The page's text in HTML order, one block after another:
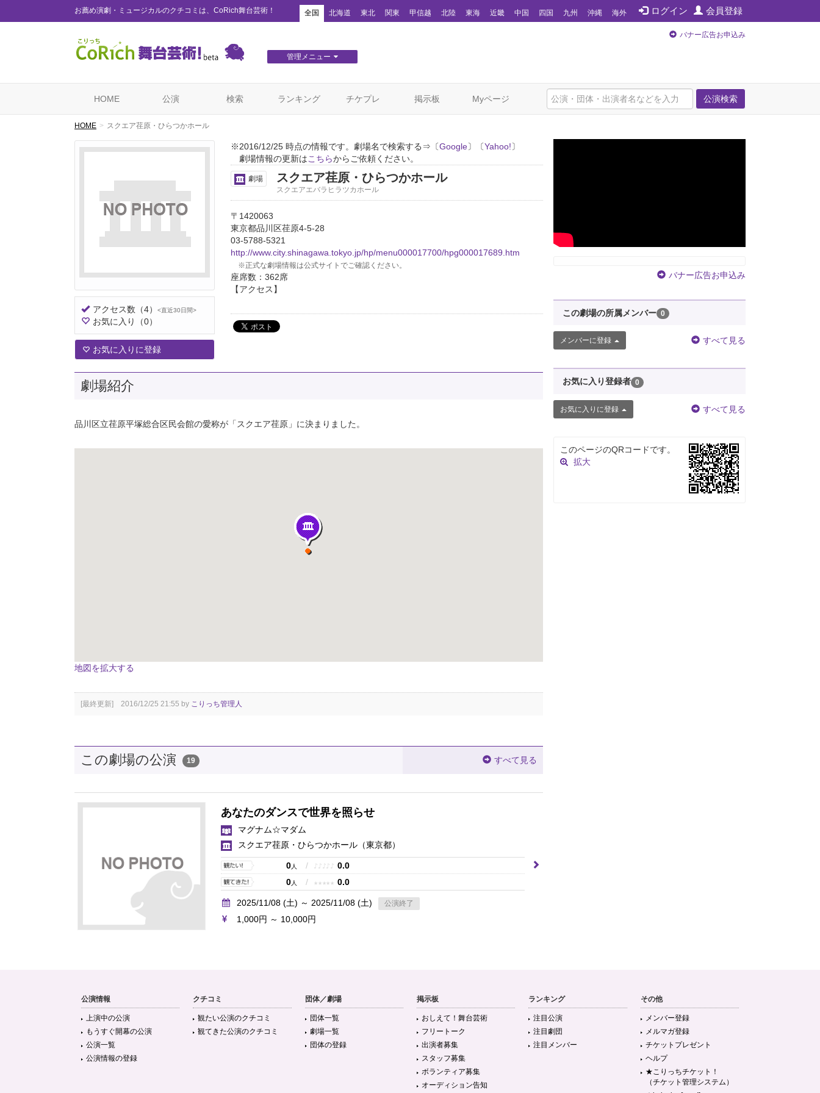
お薦め演劇・ミュージカルのクチコミは、CoRich舞台芸術！ ログイン 会員登録
全国 北海道 東北 関東 甲信越 北陸 東海 近畿 中国 四国 九州 沖縄 海外
管理メニュー
バナー広告お申込み
公演検索
HOME 公演 検索 ランキング チケプレ 掲示板 Myページ
HOME スクエア荏原・ひらつかホール
アクセス数 （4） <直近30日間>
お気に入り （0）
お気に入りに登録
※2016/12/25 時点の情報です。劇場名で検索する⇒〔Google〕〔Yahoo!〕
劇場情報の更新はこちらからご依頼ください。
劇場 スクエア荏原・ひらつかホール
スクエアエバラヒラツカホール
〒1420063
東京都品川区荏原4-5-28
03-5788-5321
http://www.city.shinagawa.tokyo.jp/hp/menu000017700/hpg000017689.htm
※正式な劇場情報は公式サイトでご確認ください。
座席数：362席
【アクセス】
劇場紹介
品川区立荏原平塚総合区民会館の愛称が「スクエア荏原」に決まりました。
地図を拡大する
[最終更新] 2016/12/25 21:55 by こりっち管理人
この劇場の公演 19 すべて見る
あなたのダンスで世界を照らせ
マグナム☆マダム
スクエア荏原・ひらつかホール （東京都）
0人 / ♪ ♪ ♪ ♪ ♪
0.0
0人 / ★ ★ ★ ★ ★ 0.0
2025/11/08 (土) ～ 2025/11/08 (土) 公演終了
1,000円 ～ 10,000円
バナー広告お申込み
この劇場の所属メンバー 0
メンバーに登録 すべて見る
お気に入り登録者 0
お気に入りに登録 すべて見る
このページのQRコードです。
拡大
公演情報
上演中の公演
もうすぐ開幕の公演
公演一覧
公演情報の登録
クチコミ
観たい公演のクチコミ
観てきた公演のクチコミ
団体／劇場
団体一覧
劇場一覧
団体の登録
掲示板
おしえて！舞台芸術
フリートーク
出演者募集
スタッフ募集
ボランティア募集
オーディション告知
ランキング
注目公演
注目劇団
注目メンバー
その他
メンバー登録
メルマガ登録
チケットプレゼント
ヘルプ
★こりっちチケット！
（チケット管理システム）